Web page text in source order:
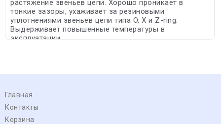
растяжение звеньев цепи. Хорошо проникает в
тонкие зазоры, ухаживает за резиновыми
уплотнениями звеньев цепи типа O, X и Z-ring.
Выдерживает повышенные температуры в
эксплуатации.
Главная
Контакты
Корзина